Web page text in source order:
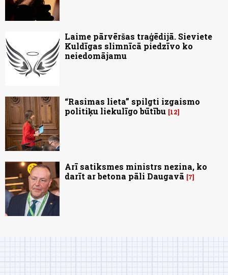
Laime pārvēršas traģēdijā. Sieviete
Kuldīgas slimnīcā piedzīvo ko
neiedomājamu
“Rasimas lieta” spilgti izgaismo
politiķu liekulīgo būtību 12
Arī satiksmes ministrs nezina, ko
darīt ar betona pāli Daugavā
7